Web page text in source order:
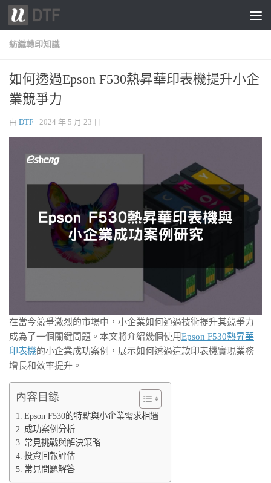
跳轉至內容
紡織轉印知識
如何透過Epson F530熱昇華印表機提升小企
業競爭力
由 DTF · 2024 年 5 月 23 日
在當今競爭激烈的市場中，小企業如何通過技術提升其競爭力
成為了一個關鍵問題。本文將介紹幾個使用Epson F530熱昇華
印表機的小企業成功案例，展示如何透過這款印表機實現業務
增長和效率提升。
內容目錄
Epson F530的特點與小企業需求相遇
成功案例分析
常見挑戰與解決策略
投資回報評估
常見問題解答